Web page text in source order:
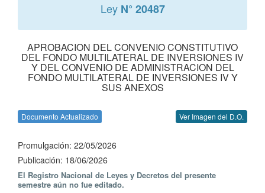
Ley N° 20487
APROBACION DEL CONVENIO CONSTITUTIVO
DEL FONDO MULTILATERAL DE INVERSIONES IV
Y DEL CONVENIO DE ADMINISTRACION DEL
FONDO MULTILATERAL DE INVERSIONES IV Y
SUS ANEXOS
Documento Actualizado Ver Imagen del D.O.
Promulgación: 22/05/2026
Publicación: 18/06/2026
El Registro Nacional de Leyes y Decretos del presente
semestre aún no fue editado.